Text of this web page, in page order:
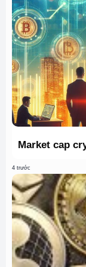
Market cap
4 trước